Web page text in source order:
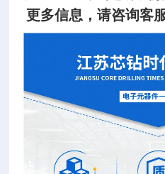
更多信息，请咨询客